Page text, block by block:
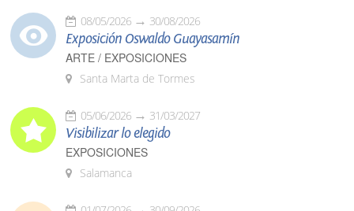
08/05/2026 30/08/2026
Exposición Oswaldo Guayasamín
ARTE / EXPOSICIONES
Santa Marta de Tormes
05/06/2026 31/03/2027
Visibilizar lo elegido
EXPOSICIONES
Salamanca